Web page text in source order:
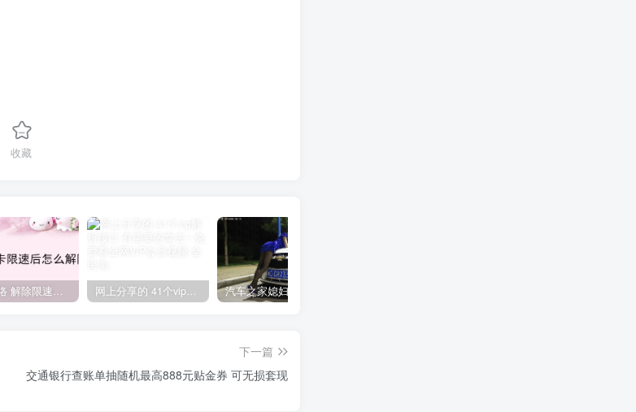
收藏
联通网络 解除限速方法参考！畅享、畅玩、老白干等及其它地区自测了 网上分享的 41个vip解析接口 有需要的拿去~ 免费看全网VIP会员视频
下一篇
交通银行查账单抽随机最高888元贴金券 可无损套现